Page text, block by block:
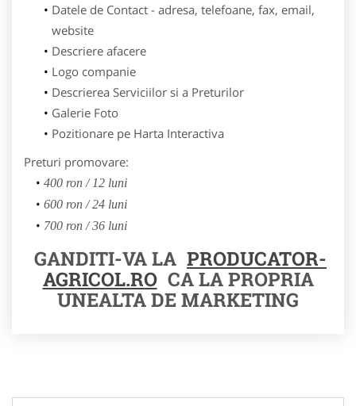
Datele de Contact - adresa, telefoane, fax, email,
website
Descriere afacere
Logo companie
Descrierea Serviciilor si a Preturilor
Galerie Foto
Pozitionare pe Harta Interactiva
Preturi promovare:
400 ron / 12 luni
600 ron / 24 luni
700 ron / 36 luni
GANDITI-VA LA PRODUCATOR-
AGRICOL.RO CA LA PROPRIA
UNEALTA DE MARKETING